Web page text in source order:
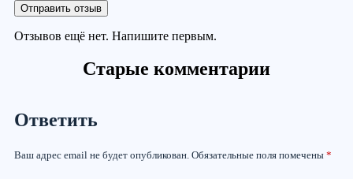
Отправить отзыв
Отзывов ещё нет. Напишите первым.
Старые комментарии
Ответить
Ваш адрес email не будет опубликован. Обязательные поля помечены *